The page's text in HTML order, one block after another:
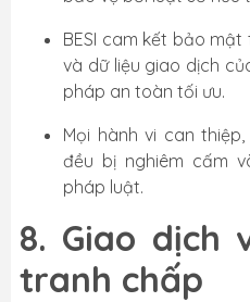
BESI cam kết bảo
và dữ liệu giao dịch
pháp an toàn tối ưu.
Mọi hành vi can
đều bị nghiêm cấm
pháp luật.
8. Giao dịch
tranh chấp